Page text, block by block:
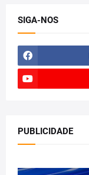
SIGA-NOS
PUBLICIDADE